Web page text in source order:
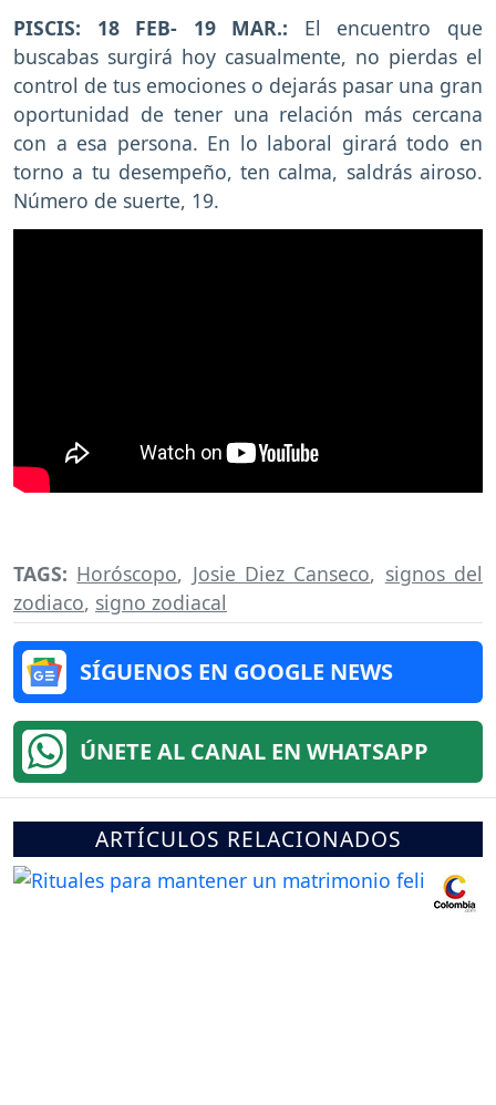
PISCIS: 18 FEB- 19 MAR.: El encuentro que
buscabas surgirá hoy casualmente, no pierdas el
control de tus emociones o dejarás pasar una gran
oportunidad de tener una relación más cercana
con a esa persona. En lo laboral girará todo en
torno a tu desempeño, ten calma, saldrás airoso.
Número de suerte, 19.
TAGS: Horóscopo, Josie Diez Canseco, signos del
zodiaco, signo zodiacal
SÍGUENOS EN GOOGLE NEWS
ÚNETE AL CANAL EN WHATSAPP
ARTÍCULOS RELACIONADOS